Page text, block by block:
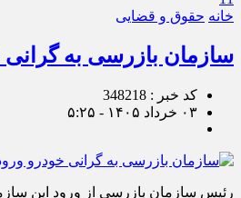
خانه حقوق و قضایی
سازمان بازرسی به گرانی
کد خبر : 348218
۰۳ خرداد ۱۴۰۵ - ۵:۲۵
رئیس سازمان بازرسی از ورود این